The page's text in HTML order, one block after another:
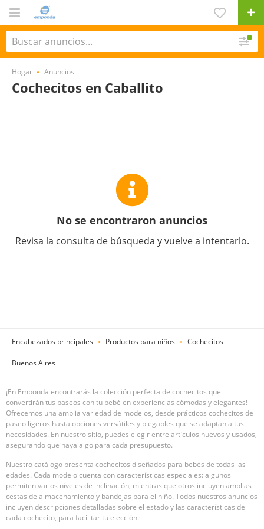
Hogar Anuncios
Cochecitos en Caballito
No se encontraron anuncios
Revisa la consulta de búsqueda y vuelve a intentarlo.
Encabezados principales Productos para niños Cochecitos
Buenos Aires
¡En Emponda encontrarás la colección perfecta de cochecitos que
convertirán tus paseos con tu bebé en experiencias cómodas y elegantes!
Ofrecemos una amplia variedad de modelos, desde prácticos cochecitos de
paseo ligeros hasta opciones versátiles y plegables que se adaptan a tus
necesidades. En nuestro sitio, puedes elegir entre artículos nuevos y usados,
asegurando que haya algo para cada presupuesto.
Nuestro catálogo presenta cochecitos diseñados para bebés de todas las
edades. Cada modelo cuenta con características especiales: algunos
permiten varios niveles de inclinación, mientras que otros incluyen amplias
cestas de almacenamiento y bandejas para el niño. Todos nuestros anuncios
incluyen descripciones detalladas sobre el estado y las características de
cada cochecito, para facilitar tu elección.